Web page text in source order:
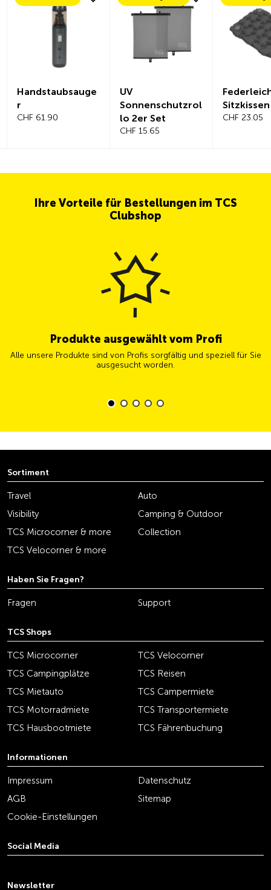
Handstaubsauge
r
CHF 61.90
UV
Sonnenschutzrol
lo 2er Set
CHF 15.65
Sitzkissen
CHF 23.05
Ihre Vorteile für Bestellungen im TCS
Clubshop
Produkte ausgewählt vom Profi
Alle unsere Produkte sind von Profis sorgfältig und speziell für Sie
ausgesucht worden.
Sortiment
Travel
Auto
Visibility
Camping & Outdoor
TCS Microcorner & more
Collection
TCS Velocorner & more
Haben Sie Fragen?
Fragen Support
TCS Shops
TCS Microcorner
TCS Velocorner
TCS Campingplätze
TCS Reisen
TCS Mietauto
TCS Campermiete
TCS Motorradmiete
TCS Transportermiete
TCS Hausbootmiete
TCS Fährenbuchung
Informationen
Impressum
Datenschutz
AGB
Sitemap
Cookie-Einstellungen
Social Media
Newsletter